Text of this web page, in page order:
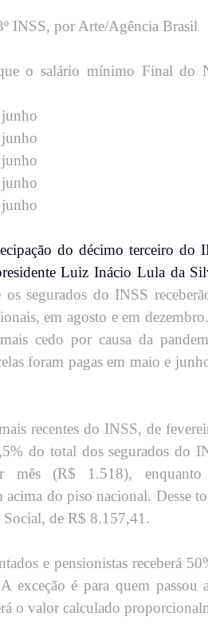
INSS, por Arte/Agência Brasil
o salário mínimo Final do
do décimo terceiro do
Luiz Inácio Lula da
segurados do INSS
em agosto e em
cedo por causa da
foram pagas em maio e
recentes do INSS, de
do total dos segurados do
mês (R$ 1.518),
acima do piso nacional. Desse
de R$ 8.157,41.
e pensionistas receberá
exceção é para quem passou
o valor calculado